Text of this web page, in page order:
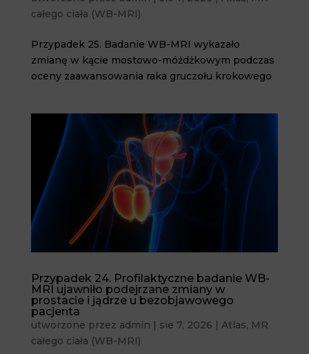
całego ciała (WB-MRI)
Przypadek 25. Badanie WB-MRI wykazało
zmianę w kącie mostowo-móżdżkowym podczas
oceny zaawansowania raka gruczołu krokowego
Przypadek 24. Profilaktyczne badanie WB-
MRI ujawniło podejrzane zmiany w
prostacie i jądrze u bezobjawowego
pacjenta
utworzone przez admin | sie 7, 2026 | Atlas, MR
całego ciała (WB-MRI)